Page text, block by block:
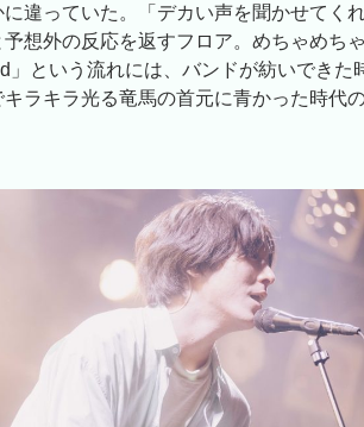
違っていた。「デカい声を聞かせてく
想外の反応を返すフロア。めちゃめちゃ
」という流れには、バンドが紡いできた
ラキラ光る竜馬の首元に青かった時代